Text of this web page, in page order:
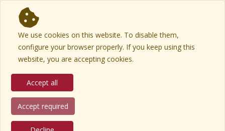
We use cookies on this website. To disable them,
configure your browser properly. If you keep using this
website, you are accepting cookies.
Accept all
Accept required